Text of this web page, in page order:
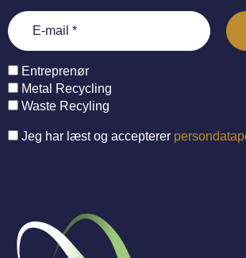
Entreprenør
Metal Recycling
Waste Recyling
Jeg har læst og accepterer